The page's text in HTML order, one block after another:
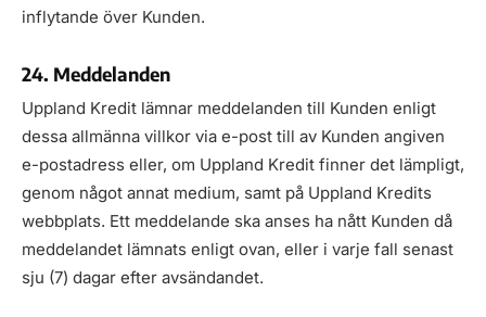
inflytande över Kunden.
24. Meddelanden
Uppland Kredit lämnar meddelanden till Kunden enligt
dessa allmänna villkor via e-post till av Kunden angiven
e-postadress eller, om Uppland Kredit finner det lämpligt,
genom något annat medium, samt på Uppland Kredits
webbplats. Ett meddelande ska anses ha nått Kunden då
meddelandet lämnats enligt ovan, eller i varje fall senast
sju (7) dagar efter avsändandet.